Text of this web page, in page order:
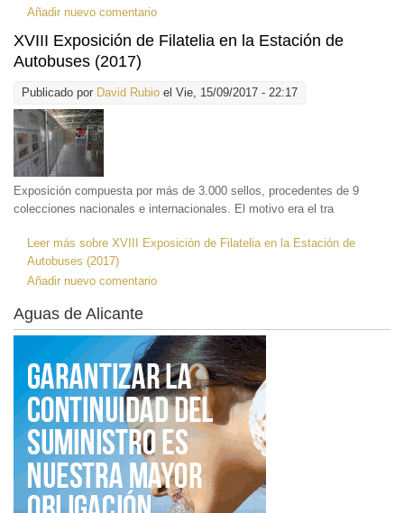
Añadir nuevo comentario
XVIII Exposición de Filatelia en la Estación de
Autobuses (2017)
Publicado por David Rubio el Vie, 15/09/2017 - 22:17
Exposición compuesta por más de 3.000 sellos, procedentes de 9
colecciones nacionales e internacionales. El motivo era el tra
Leer más sobre XVIII Exposición de Filatelia en la Estación de
Autobuses (2017)
Añadir nuevo comentario
Aguas de Alicante